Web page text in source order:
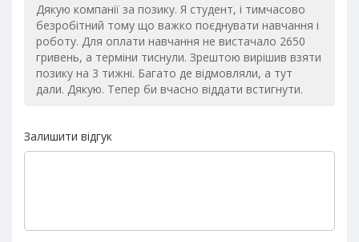
Дякую компанії за позику. Я студент, і тимчасово
безробітний тому що важко поєднувати навчання і
роботу. Для оплати навчання не вистачало 2650
гривень, а терміни тиснули. Зрештою вирішив взяти
позику на 3 тижні. Багато де відмовляли, а тут
дали. Дякую. Тепер би вчасно віддати встигнути.
Залишити відгук